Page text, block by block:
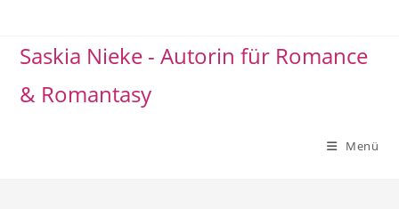
springen
Saskia Nieke - Autorin für Romance
& Romantasy
Menü